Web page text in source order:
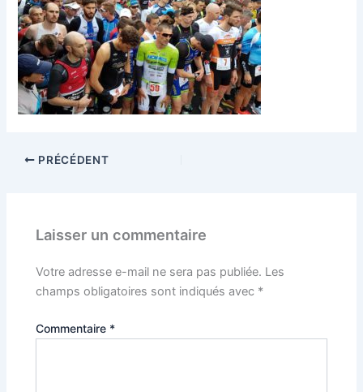
PRÉCÉDENT
Laisser un commentaire
Votre adresse e-mail ne sera pas publiée. Les
champs obligatoires sont indiqués avec *
Commentaire *